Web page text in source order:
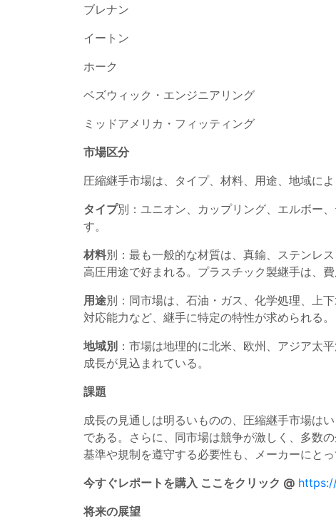
ブレナン
イートン
ホーク
ベズウィック・エンジニアリング
ミッドアメリカ・フィッティング
市場区分
圧縮継手市場は、タイプ、材料、用途、地域によ
タイプ別：ユニオン、カップリング、エルボー
す。
材料別：最も一般的な材質は、真鍮、ステンレ
高圧用途で好まれる。プラスチック製継手は、
用途別：同市場は、石油・ガス、化学処理、上
対応能力など、継手に特定の特性が求められる。
地域別 ：市場は地理的に北米、欧州、アジア太
成長が見込まれている。
課題
成長の見通しは明るいものの、圧縮継手市場は
である。さらに、同市場は競争が激しく、多数
基準や規制を遵守する必要性も、メーカーにとっ
今すぐレポートを購入 ここをクリック @
将来の展望